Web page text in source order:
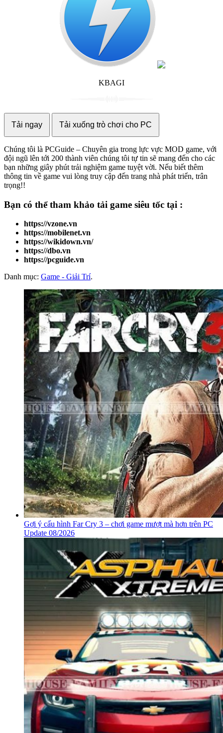
KBAGI
Tải ngay Tải xuống trò chơi cho PC
Chúng tôi là PCGuide – Chuyên gia trong lực vực MOD game, với
đội ngũ lên tới 200 thành viên chúng tôi tự tin sẽ mang đến cho các
bạn những giây phút trải nghiệm game tuyệt vời. Nếu biết thêm
thông tin về game vui lòng truy cập đến trang nhà phát triển, trân
trọng!!
Bạn có thể tham khảo tải game siêu tốc tại :
https://vzone.vn
https://mobilenet.vn
https://wikidown.vn/
https://dbo.vn
https://pcguide.vn
Danh mục: Game - Giải Trí.
Gợi ý cấu hình Far Cry 3 – chơi game mượt mà hơn trên PC
Update 08/2026